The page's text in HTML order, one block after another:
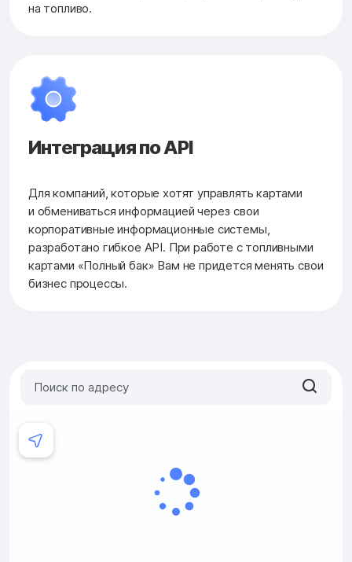
на топливо.
Интеграция по API
Для компаний, которые хотят управлять картами
и обмениваться информацией через свои
корпоративные информационные системы,
разработано гибкое API. При работе с топливными
картами «Полный бак» Вам не придется менять свои
бизнес процессы.